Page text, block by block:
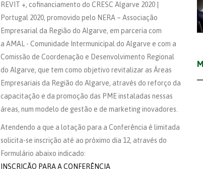
REVIT +, cofinanciamento do CRESC Algarve 2020 |
Portugal 2020, promovido pelo NERA – Associação
Empresarial da Região do Algarve, em parceria com
a AMAL - Comunidade Intermunicipal do Algarve e com a
Comissão de Coordenação e Desenvolvimento Regional
do Algarve, que tem como objetivo revitalizar as Áreas
Empresariais da Região do Algarve, através do reforço da
capacitação e da promoção das PME instaladas nessas
áreas, num modelo de gestão e de marketing inovadores.
Atendendo a que a lotação para a Conferência é limitada
solicita-se inscrição até ao próximo dia 12, através do
Formulário abaixo indicado:
INSCRIÇÃO PARA A CONFERÊNCIA